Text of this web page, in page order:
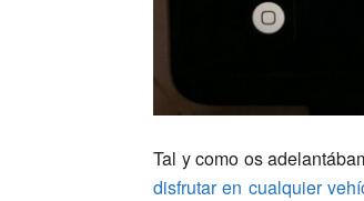
Tal y como os
disfrutar en cualquier